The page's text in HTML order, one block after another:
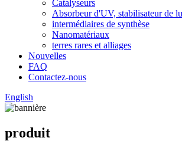
Catalyseurs
Absorbeur d'UV, stabilisateur de
intermédiaires de synthèse
Nanomatériaux
terres rares et alliages
Nouvelles
FAQ
Contactez-nous
English
produit